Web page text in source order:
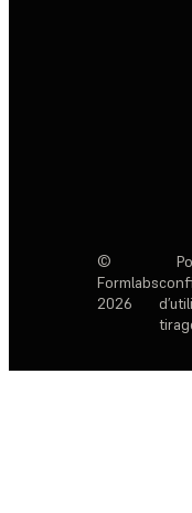
©
Formlabs
2026